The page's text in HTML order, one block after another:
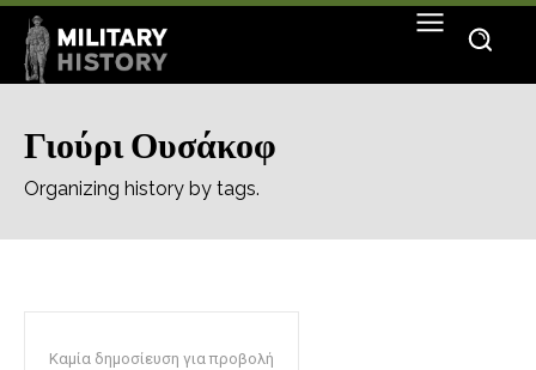
Γιούρι Ουσάκοφ
Organizing history by tags.
Καμία δημοσίευση για προβολή